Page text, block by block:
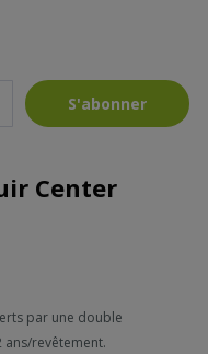
S'abonner
Center
par une double
ans/revêtement.